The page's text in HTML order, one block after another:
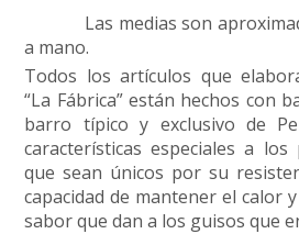
Las medias son
a mano.
Todos los artículos que
“La Fábrica” están hechos con
barro típico y exclusivo de
características especiales a
que sean únicos por su
capacidad de mantener el calor
sabor que dan a los guisos que